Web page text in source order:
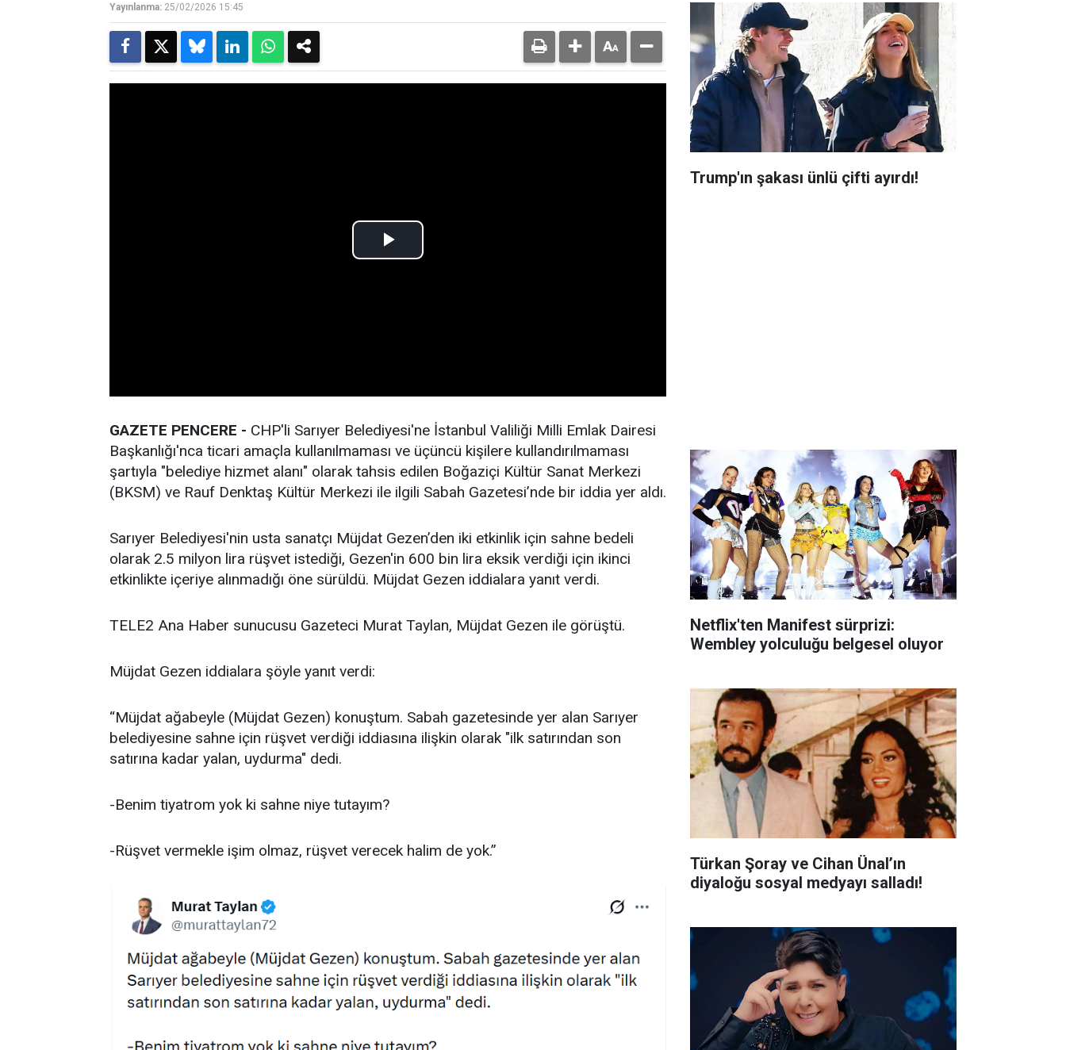
Yayınlanma: 25/02/2026 15:45
GAZETE PENCERE - CHP'li Sarıyer Belediyesi'ne İstanbul Valiliği Milli Emlak Dairesi
Başkanlığı'nca ticari amaçla kullanılmaması ve üçüncü kişilere kullandırılmaması
şartıyla "belediye hizmet alanı" olarak tahsis edilen Boğaziçi Kültür Sanat Merkezi
(BKSM) ve Rauf Denktaş Kültür Merkezi ile ilgili Sabah Gazetesi’nde bir iddia yer aldı.
Sarıyer Belediyesi'nin usta sanatçı Müjdat Gezen’den iki etkinlik için sahne bedeli
olarak 2.5 milyon lira rüşvet istediği, Gezen'in 600 bin lira eksik verdiği için ikinci
etkinlikte içeriye alınmadığı öne sürüldü. Müjdat Gezen iddialara yanıt verdi.
TELE2 Ana Haber sunucusu Gazeteci Murat Taylan, Müjdat Gezen ile görüştü.
Müjdat Gezen iddialara şöyle yanıt verdi:
“Müjdat ağabeyle (Müjdat Gezen) konuştum. Sabah gazetesinde yer alan Sarıyer
belediyesine sahne için rüşvet verdiği iddiasına ilişkin olarak "ilk satırından son
satırına kadar yalan, uydurma" dedi.
-Benim tiyatrom yok ki sahne niye tutayım?
-Rüşvet vermekle işim olmaz, rüşvet verecek halim de yok.”
Trump'ın şakası ünlü çifti ayırdı!
Netflix'ten Manifest sürprizi:
Wembley yolculuğu belgesel oluyor
Türkan Şoray ve Cihan Ünal’ın
diyaloğu sosyal medyayı salladı!